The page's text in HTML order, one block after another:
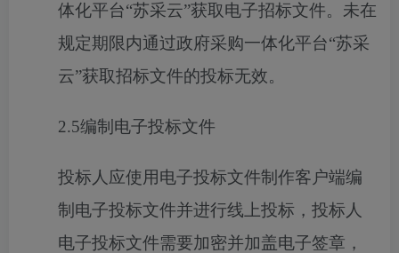
体化平台“苏采云”获取电子招标文件。未在
规定期限内通过政府采购一体化平台“苏采
云”获取招标文件的投标无效。
2.5编制电子投标文件
投标人应使用电子投标文件制作客户端编
制电子投标文件并进行线上投标，投标人
电子投标文件需要加密并加盖电子签章，